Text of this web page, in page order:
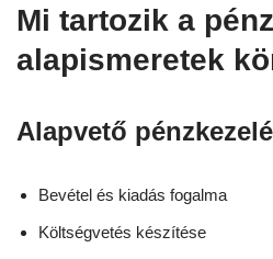
Mi tartozik a
alapismeretek
Alapvető
Bevétel és kiadás fogalma
Költségvetés készítése